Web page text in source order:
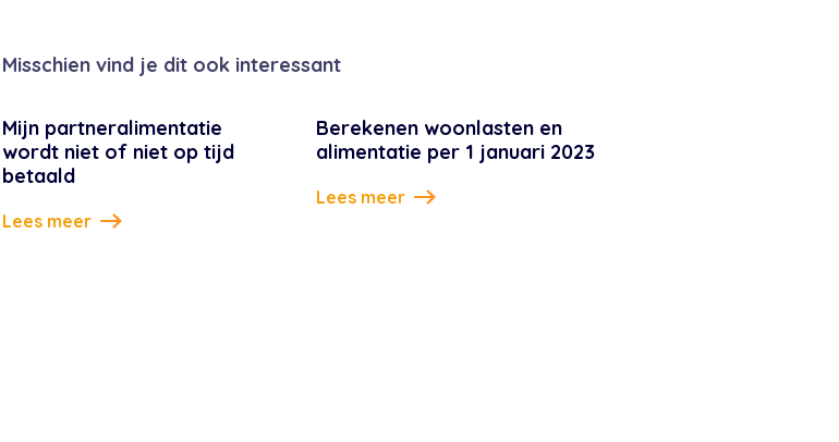
Misschien vind je dit ook interessant
Mijn partneralimentatie
wordt niet of niet op tijd
betaald
Lees meer
Berekenen woonlasten en
alimentatie per 1 januari 2023
Lees meer